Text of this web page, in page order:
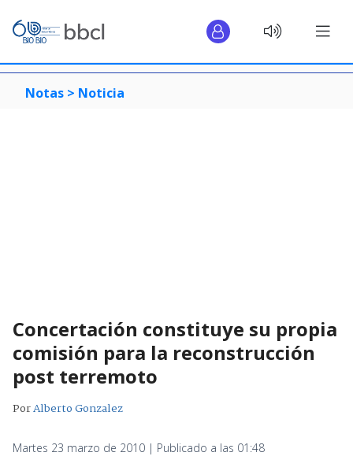
Notas > Noticia
Concertación constituye su propia
comisión para la reconstrucción
post terremoto
PorAlberto Gonzalez
Martes 23 marzo de 2010 | Publicado a las 01:48